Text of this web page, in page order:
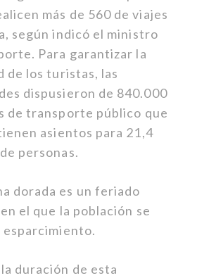
más de 560 de viajes
según indicó el ministro
Para garantizar la
de los turistas, las
dispusieron de 840.000
de transporte público que
asientos para 21,4
personas.
dorada es un feriado
el que la población se
esparcimiento.
duración de esta